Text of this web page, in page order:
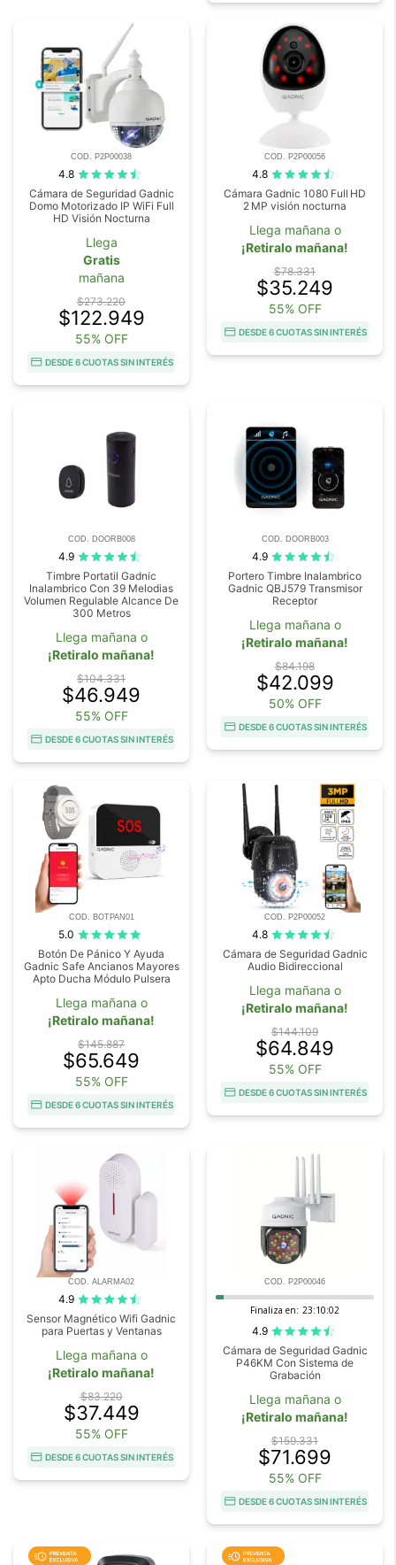
COD. P2P00038
4.8
Cámara de Seguridad Gadnic
Domo Motorizado IP WiFi Full
HD Visión Nocturna
Llega
Gratis
mañana
$273.220
$122.949
55% OFF
DESDE 6 CUOTAS SIN INTERÉS
COD. P2P00056
4.8
Cámara Gadnic 1080 Full HD
2 MP visión nocturna
Llega mañana o
¡Retiralo mañana!
$78.331
$35.249
55% OFF
DESDE 6 CUOTAS SIN INTERÉS
COD. DOORB008
4.9
Timbre Portatil Gadnic
Inalambrico Con 39 Melodias
Volumen Regulable Alcance De
300 Metros
Llega mañana o
¡Retiralo mañana!
$104.331
$46.949
55% OFF
DESDE 6 CUOTAS SIN INTERÉS
COD. DOORB003
4.9
Portero Timbre Inalambrico
Gadnic QBJ579 Transmisor
Receptor
Llega mañana o
¡Retiralo mañana!
$84.198
$42.099
50% OFF
DESDE 6 CUOTAS SIN INTERÉS
COD. BOTPAN01
5.0
Botón De Pánico Y Ayuda
Gadnic Safe Ancianos Mayores
Apto Ducha Módulo Pulsera
Llega mañana o
¡Retiralo mañana!
$145.887
$65.649
55% OFF
DESDE 6 CUOTAS SIN INTERÉS
COD. P2P00052
4.8
Cámara de Seguridad Gadnic
Audio Bidireccional
Llega mañana o
¡Retiralo mañana!
$144.109
$64.849
55% OFF
DESDE 6 CUOTAS SIN INTERÉS
COD. ALARMA02
4.9
Sensor Magnético Wifi Gadnic
para Puertas y Ventanas
Llega mañana o
¡Retiralo mañana!
$83.220
$37.449
55% OFF
DESDE 6 CUOTAS SIN INTERÉS
COD. P2P00046
Finaliza en: 23:10:00
4.9
Cámara de Seguridad Gadnic
P46KM Con Sistema de
Grabación
Llega mañana o
¡Retiralo mañana!
$159.331
$71.699
55% OFF
DESDE 6 CUOTAS SIN INTERÉS